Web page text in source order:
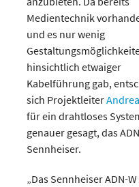
Medientechnik
und es nur wenig
hinsichtlich etwaiger
Kabelführung gab,
sich Projektleiter
für ein drahtloses
genauer gesagt, das
Sennheiser.
„Das Sennheiser ADN-